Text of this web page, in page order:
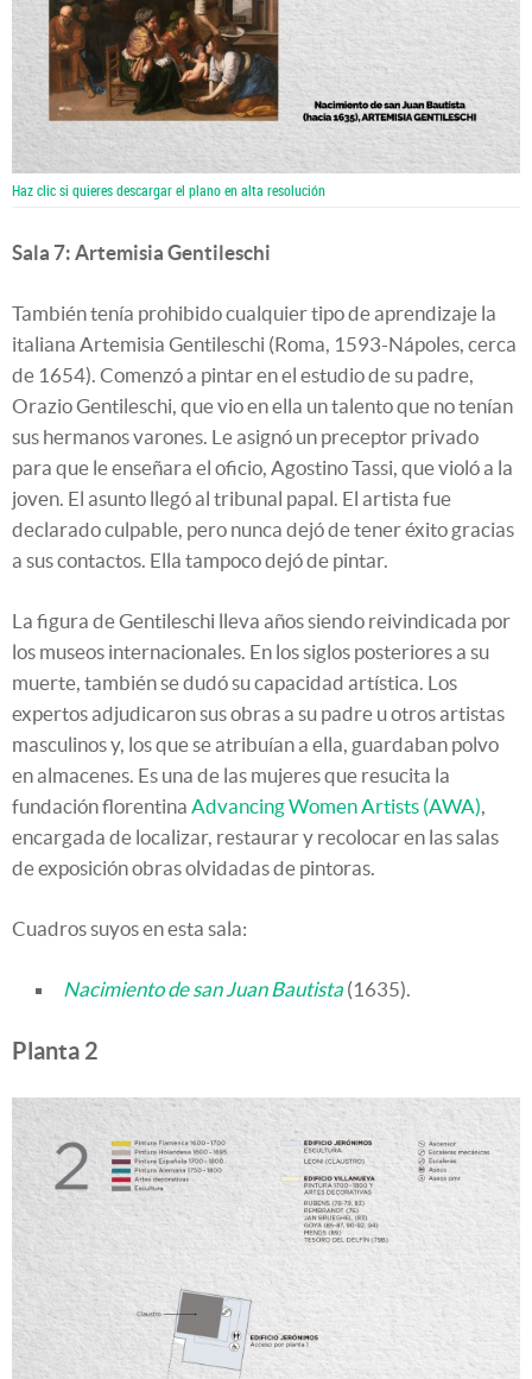
Haz clic si quieres descargar el plano en alta resolución
Sala 7: Artemisia Gentileschi
También tenía prohibido cualquier tipo de aprendizaje la
italiana Artemisia Gentileschi (Roma, 1593-Nápoles, cerca
de 1654). Comenzó a pintar en el estudio de su padre,
Orazio Gentileschi, que vio en ella un talento que no tenían
sus hermanos varones. Le asignó un preceptor privado
para que le enseñara el oficio, Agostino Tassi, que violó a la
joven. El asunto llegó al tribunal papal. El artista fue
declarado culpable, pero nunca dejó de tener éxito gracias
a sus contactos. Ella tampoco dejó de pintar.
La figura de Gentileschi lleva años siendo reivindicada por
los museos internacionales. En los siglos posteriores a su
muerte, también se dudó su capacidad artística. Los
expertos adjudicaron sus obras a su padre u otros artistas
masculinos y, los que se atribuían a ella, guardaban polvo
en almacenes. Es una de las mujeres que resucita la
fundación florentina Advancing Women Artists (AWA),
encargada de localizar, restaurar y recolocar en las salas
de exposición obras olvidadas de pintoras.
Cuadros suyos en esta sala:
Nacimiento de san Juan Bautista (1635).
Planta 2